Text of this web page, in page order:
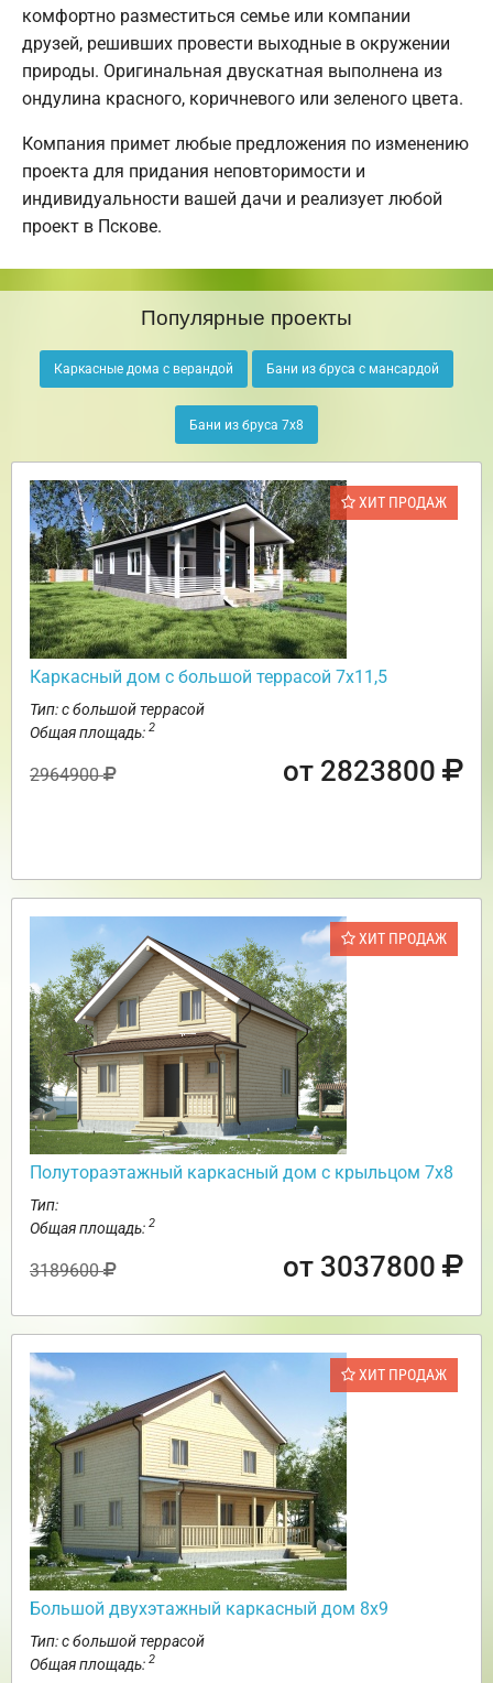
комфортно разместиться семье или компании
друзей, решивших провести выходные в окружении
природы. Оригинальная двускатная выполнена из
ондулина красного, коричневого или зеленого цвета.
Компания примет любые предложения по изменению
проекта для придания неповторимости и
индивидуальности вашей дачи и реализует любой
проект в Пскове.
Популярные проекты
Каркасные дома с верандой Бани из бруса с мансардой
Бани из бруса 7х8
ХИТ ПРОДАЖ
Каркасный дом с большой террасой 7х11,5
Тип: с большой террасой
Общая площадь: 2
2964900 от 2823800
ХИТ ПРОДАЖ
Полутораэтажный каркасный дом с крыльцом 7х8
Тип:
Общая площадь: 2
3189600 от 3037800
ХИТ ПРОДАЖ
Большой двухэтажный каркасный дом 8х9
Тип: с большой террасой
Общая площадь: 2